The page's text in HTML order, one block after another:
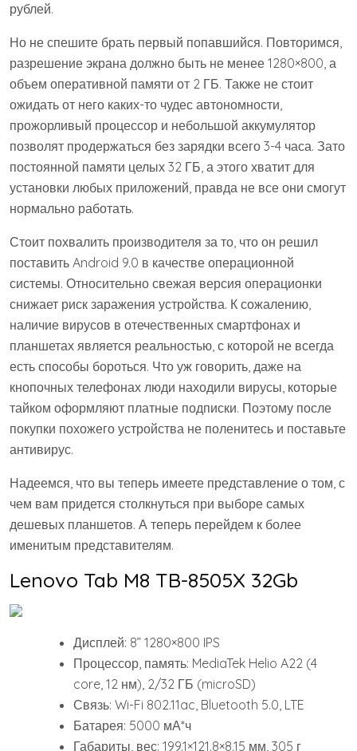
рублей.
Но не спешите брать первый попавшийся. Повторимся,
разрешение экрана должно быть не менее 1280×800, а
объем оперативной памяти от 2 ГБ. Также не стоит
ожидать от него каких-то чудес автономности,
прожорливый процессор и небольшой аккумулятор
позволят продержаться без зарядки всего 3-4 часа. Зато
постоянной памяти целых 32 ГБ, а этого хватит для
установки любых приложений, правда не все они смогут
нормально работать.
Стоит похвалить производителя за то, что он решил
поставить Android 9.0 в качестве операционной
системы. Относительно свежая версия операционки
снижает риск заражения устройства. К сожалению,
наличие вирусов в отечественных смартфонах и
планшетах является реальностью, с которой не всегда
есть способы бороться. Что уж говорить, даже на
кнопочных телефонах люди находили вирусы, которые
тайком оформляют платные подписки. Поэтому после
покупки похожего устройства не поленитесь и поставьте
антивирус.
Надеемся, что вы теперь имеете представление о том, с
чем вам придется столкнуться при выборе самых
дешевых планшетов. А теперь перейдем к более
именитым представителям.
Lenovo Tab M8 TB-8505X 32Gb
Дисплей: 8” 1280×800 IPS
Процессор, память: MediaTek Helio A22 (4
core, 12 нм), 2/32 ГБ (microSD)
Связь: Wi-Fi 802.11ac, Bluetooth 5.0, LTE
Батарея: 5000 мА*ч
Габариты, вес: 199.1×121.8×8.15 мм, 305 г